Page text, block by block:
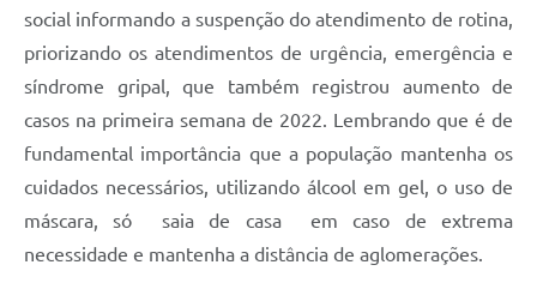
social informando a suspenção do atendimento de rotina,
priorizando os atendimentos de urgência, emergência e
síndrome gripal, que também registrou aumento de
casos na primeira semana de 2022. Lembrando que é de
fundamental importância que a população mantenha os
cuidados necessários, utilizando álcool em gel, o uso de
máscara, só saia de casa em caso de extrema
necessidade e mantenha a distância de aglomerações.